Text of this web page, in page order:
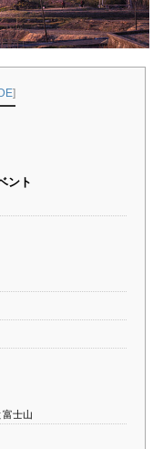
]
ント
士山